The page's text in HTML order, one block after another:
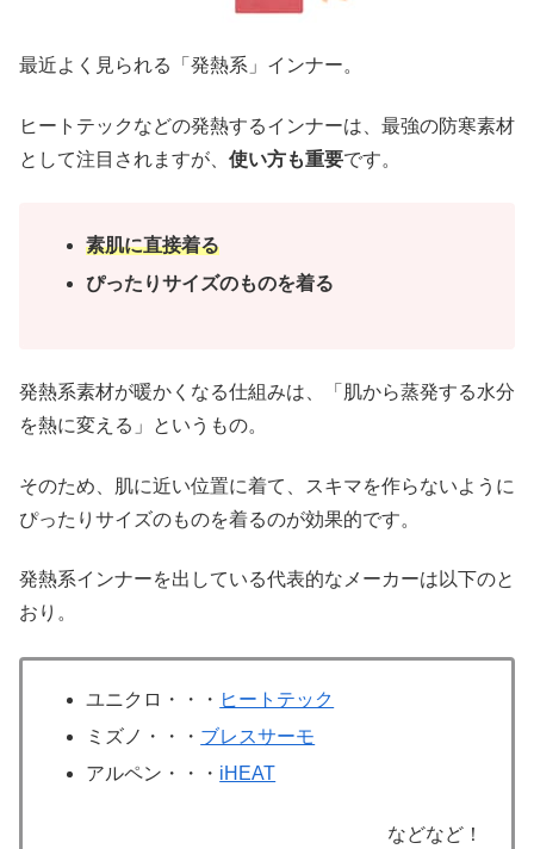
最近よく見られる「発熱系」インナー。
ヒートテックなどの発熱するインナーは、最強の防寒素材
として注目されますが、 使い方も重要です。
素肌に直接着る
ぴったりサイズのものを着る
発熱系素材が暖かくなる仕組みは、「肌から蒸発する水分
を熱に変える」というもの。
そのため、肌に近い位置に着て、スキマを作らないように
ぴったりサイズのものを着るのが効果的です。
発熱系インナーを出している代表的なメーカーは以下のと
おり。
ユニクロ・・・ ヒートテック
ミズノ・・・ ブレスサーモ
アルペン・・・ iHEAT
などなど！